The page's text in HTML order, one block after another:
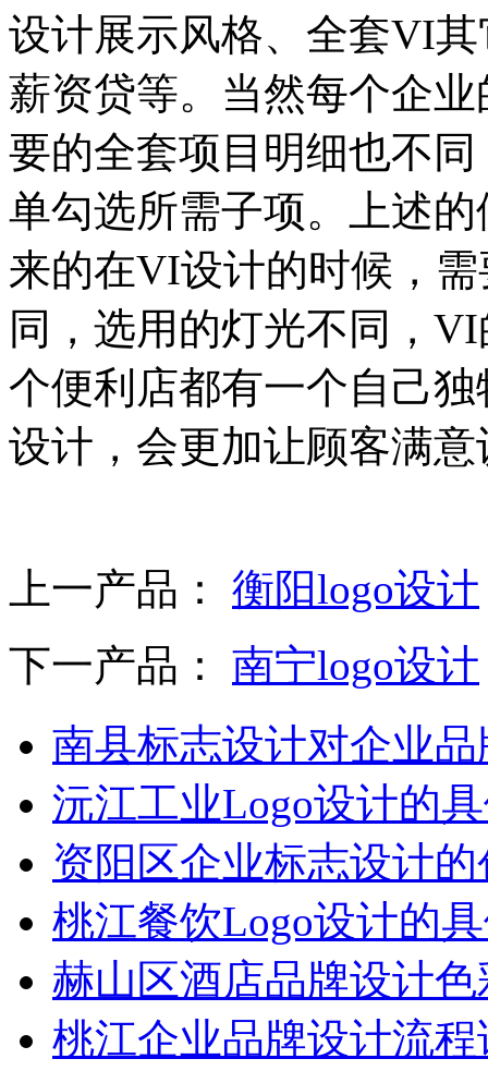
设计展示风格、全套VI
薪资贷等。当然每个企
要的全套项目明细也不
单勾选所需子项。上述
来的在VI设计的时候，
同，选用的灯光不同，
个便利店都有一个自己
设计，会更加让顾客满意
上一产品： 衡阳logo设计
下一产品： 南宁logo设计
南县标志设计对企业
沅江工业Logo设计的
资阳区企业标志设计
桃江餐饮Logo设计的
赫山区酒店品牌设计‌
桃江企业品牌设计流程